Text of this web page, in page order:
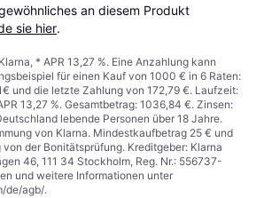
an diesem Produkt
sie hier.
* APR 13,27 %. Eine Anzahlung kann
für einen Kauf von 1000 € in 6 Raten:
und die letzte Zahlung von 172,79 €. Laufzeit:
13,27 %. Gesamtbetrag: 1036,84 €. Zinsen:
lebende Personen über 18 Jahre.
von Klarna. Mindestkaufbetrag 25 € und
der Bonitätsprüfung. Kreditgeber: Klarna
46, 111 34 Stockholm, Reg. Nr.: 556737-
und weitere Informationen unter
de/agb/.